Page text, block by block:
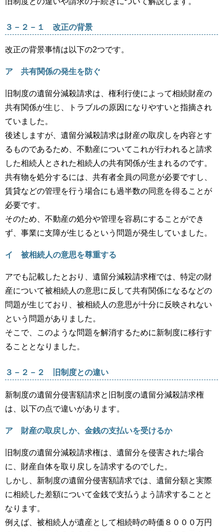
３－２－１ 改正の背景
改正の背景事情は以下の2つです。
ア 共有関係の発生を防ぐ
旧制度の遺留分減殺請求は、権利行使によって相続財産の
共有関係が生じ、トラブルの原因になりやすいと指摘され
ていました。
後述しますが、遺留分減殺請求は財産の取戻しを内容とす
るものであるため、不動産についてこれが行われると請求
した相続人とされた相続人の共有関係が生まれるのです。
共有物を処分するには、共有者全員の同意が必要ですし、
賃貸などの管理を行う場合にも過半数の同意を得ることが
必要です。
そのため、不動産の処分や管理を容易にすることができ
ず、事業に支障が生じるという問題が発生していました。
イ 被相続人の意思を尊重する
アでも記載したとおり、遺留分減殺請求権では、特定の財
産について被相続人の意思に反して共有関係になるなどの
問題が生じており、被相続人の意思が十分に反映されない
という問題がありました。
そこで、このような問題を解消するために新制度に移行す
ることとなりました。
３－２－２ 旧制度との違い
新制度の遺留分侵害額請求と旧制度の遺留分減殺請求権
は、以下の点で違いがあります。
ア 財産の取戻しか、金銭の支払いを受けるか
旧制度の遺留分減殺請求権は、遺留分を侵害された場合
に、財産自体を取り戻しを請求するのでした。
しかし、新制度の遺留分侵害額請求では、遺留分額と実際
に相続した差額について金銭で支払うよう請求することと
なります。
例えば、被相続人が遺産として相続時の時価８０００万円